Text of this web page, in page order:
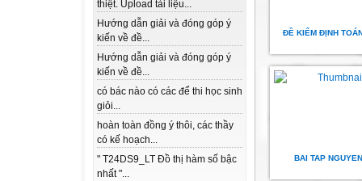
thiệt. Upload tài liệu...
Hướng dẫn giải và đóng góp ý
kiến về đề...
Hướng dẫn giải và đóng góp ý
kiến về đề...
có bác nào có các để thi học sinh
giỏi...
hoàn toàn đồng ý thôi, các thầy
có kế hoạch...
" T24DS9_LT Đồ thị hàm số bậc
nhất "...
ĐỀ KIỂM ĐỊNH
BAI TAP